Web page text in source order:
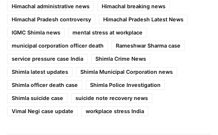
Himachal administrative news
Himachal breaking news
Himachal Pradesh controversy
Himachal Pradesh Latest News
IGMC Shimla news
mental stress at workplace
municipal corporation officer death
Rameshwar Sharma case
service pressure case India
Shimla Crime News
Shimla latest updates
Shimla Municipal Corporation news
Shimla officer death case
Shimla Police Investigation
Shimla suicide case
suicide note recovery news
Vimal Negi case update
workplace stress India